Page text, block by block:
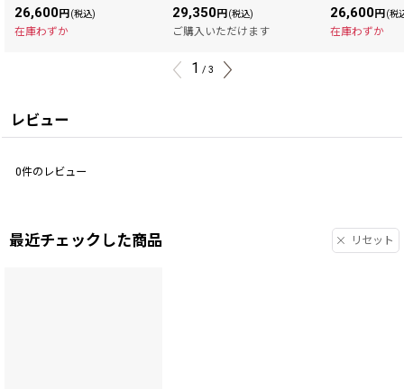
26,600円(税込)
在庫わずか
29,350円(税込)
ご購入いただけます
26,600円(税
在庫わずか
1 / 3
レビュー
0件のレビュー
最近チェックした商品 リセット